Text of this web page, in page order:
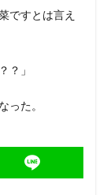
ですとは言え
？」
った。